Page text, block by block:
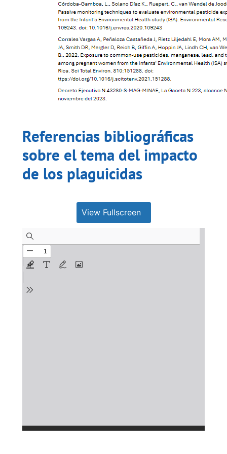
Referencias bibliográficas
sobre el tema del impacto
de los plaguicidas
View Fullscreen